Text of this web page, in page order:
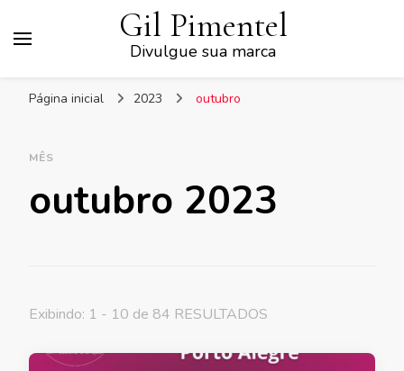
Gil Pimentel
Divulgue sua marca
Página inicial 2023 outubro
MÊS
outubro 2023
Exibindo: 1 - 10 de 84 RESULTADOS